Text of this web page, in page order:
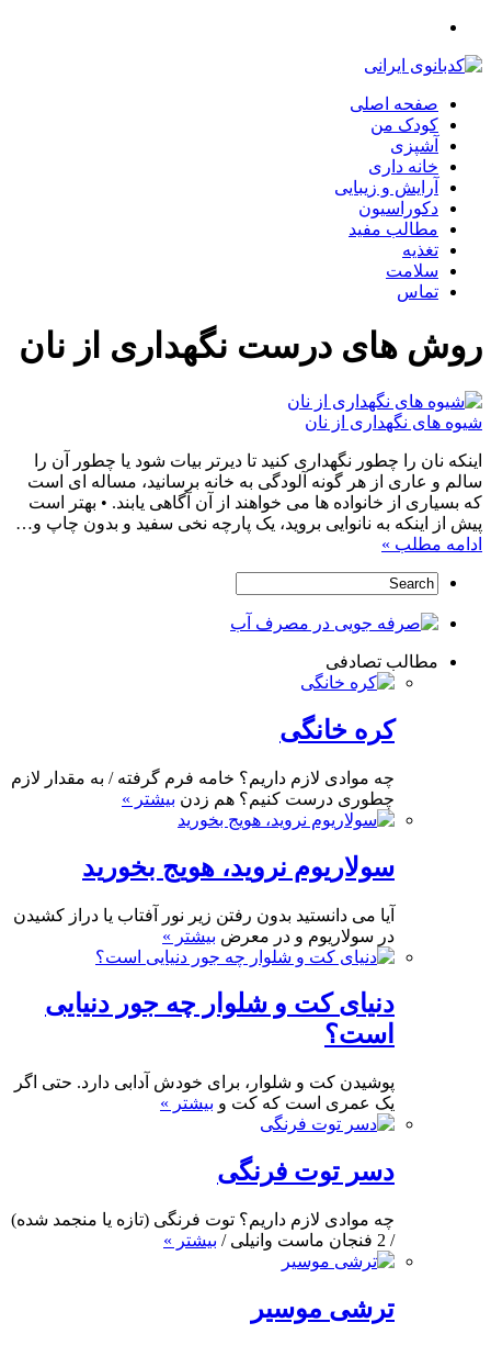
صفحه اصلی
کودک من
آشپزی
خانه داری
آرایش و زیبایی
دکوراسیون
مطالب مفید
تغذیه
سلامت
تماس
روش های درست نگهداری از نان
شیوه های نگهداری از نان
اینکه نان را چطور نگهداری کنید تا دیرتر بیات شود یا چطور آن را
سالم و عاری از هر گونه آلودگی به خانه برسانید، مساله ای است
که بسیاری از خانواده ها می خواهند از آن آگاهی یابند. • بهتر است
پیش از اینکه به نانوایی بروید، یک پارچه نخی سفید و بدون چاپ و…
ادامه مطلب »
مطالب تصادفی
کره خانگی
چه موادی لازم داریم؟ خامه فرم گرفته / به مقدار لازم
چطوری درست کنیم؟ هم زدن بیشتر »
سولاریوم نروید، هویج بخورید
آیا می دانستید بدون رفتن زیر نور آفتاب یا دراز کشیدن
در سولاریوم و در معرض بیشتر »
دنیای کت و شلوار چه جور دنیایی
است؟
پوشیدن کت و شلوار، برای خودش آدابی دارد. حتی اگر
یک عمری است که کت و بیشتر »
دسر توت فرنگی
چه موادی لازم داریم؟ توت فرنگی (تازه یا منجمد شده)
/ 2 فنجان ماست وانیلی /
بیشتر »
ترشی موسیر